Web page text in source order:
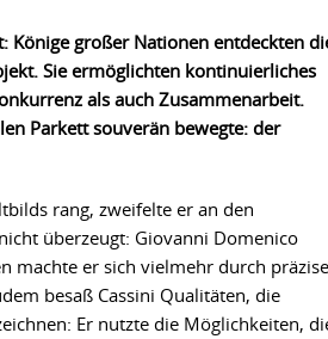
Könige großer Nationen entdeckten
Sie ermöglichten kontinuierliches
als auch Zusammenarbeit.
Parkett souverän bewegte: der
rang, zweifelte er an den
nicht überzeugt: Giovanni Domenico
machte er sich vielmehr durch präzise
besaß Cassini Qualitäten, die
Er nutzte die Möglichkeiten,